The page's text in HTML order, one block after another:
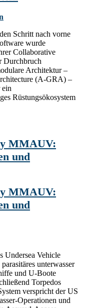
Schritt nach vorne
wurde
Collaborative
Durchbruch
Architektur –
(A-GRA) –
Rüstungsökosystem
MMAUV:
und
MMAUV:
und
Undersea Vehicle
unterwasser
und U-Boote
Torpedos
verspricht der US
Operationen und